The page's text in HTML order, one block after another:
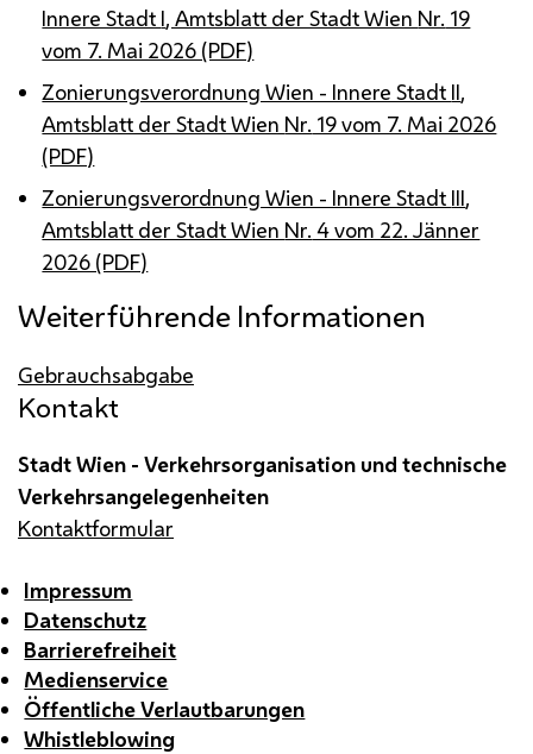
Innere Stadt I, Amtsblatt der Stadt Wien Nr. 19
vom 7. Mai 2026 (PDF)
Zonierungsverordnung Wien - Innere Stadt II,
Amtsblatt der Stadt Wien Nr. 19 vom 7. Mai 2026
(PDF)
Zonierungsverordnung Wien - Innere Stadt III,
Amtsblatt der Stadt Wien Nr. 4 vom 22. Jänner
2026 (PDF)
Weiterführende Informationen
Gebrauchsabgabe
Kontakt
Stadt Wien - Verkehrsorganisation und technische
Verkehrsangelegenheiten
Kontaktformular
Impressum
Datenschutz
Barrierefreiheit
Medienservice
Öffentliche Verlautbarungen
Whistleblowing